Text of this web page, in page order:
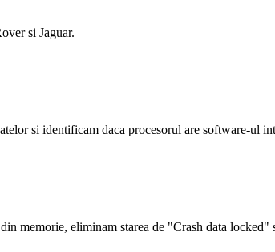
si Jaguar.
si identificam daca procesorul are software-ul
memorie, eliminam starea de "Crash data